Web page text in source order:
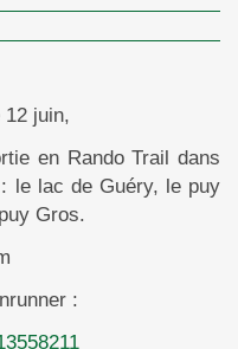
juin,
en Rando Trail dans
le lac de Guéry, le puy
Gros.
: